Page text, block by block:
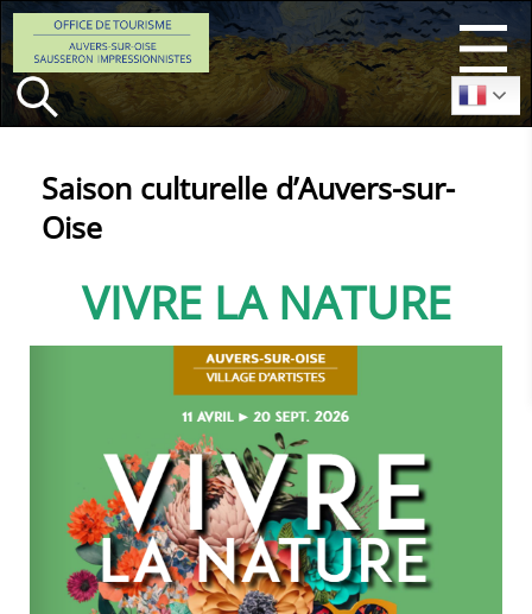
Menu
Saison culturelle d’Auvers-sur-
Oise
VIVRE LA NATURE